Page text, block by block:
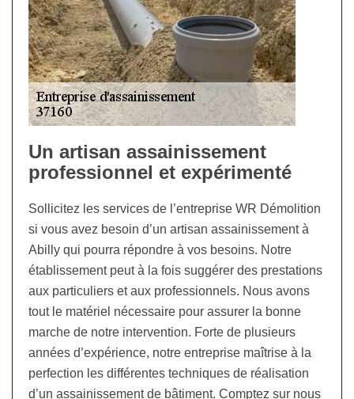
Un artisan assainissement
professionnel et expérimenté
Sollicitez les services de l’entreprise WR Démolition
si vous avez besoin d’un artisan assainissement à
Abilly qui pourra répondre à vos besoins. Notre
établissement peut à la fois suggérer des prestations
aux particuliers et aux professionnels. Nous avons
tout le matériel nécessaire pour assurer la bonne
marche de notre intervention. Forte de plusieurs
années d’expérience, notre entreprise maîtrise à la
perfection les différentes techniques de réalisation
d’un assainissement de bâtiment. Comptez sur nous